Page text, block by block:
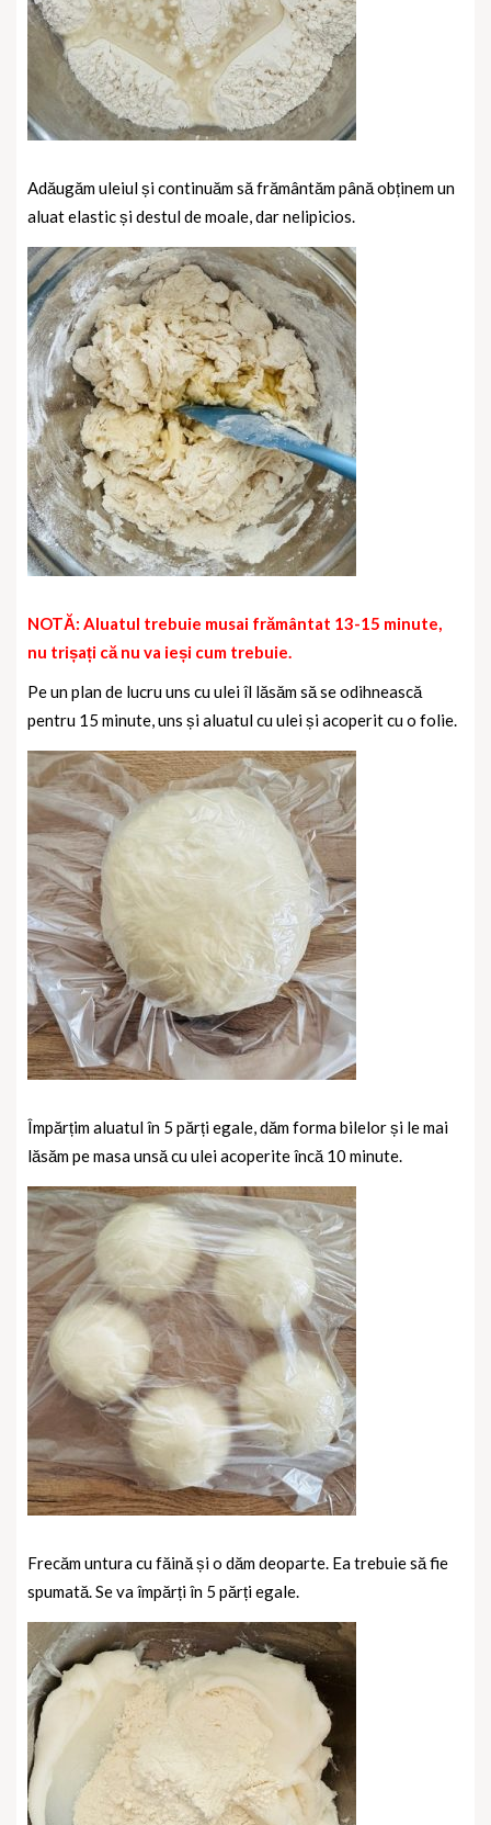
Adăugăm uleiul și continuăm să frământăm până obținem un
aluat elastic și destul de moale, dar nelipicios.
NOTĂ: Aluatul trebuie musai frământat 13-15 minute,
nu trișați că nu va ieși cum trebuie.
Pe un plan de lucru uns cu ulei îl lăsăm să se odihnească
pentru 15 minute, uns și aluatul cu ulei și acoperit cu o folie.
Împărțim aluatul în 5 părți egale, dăm forma bilelor și le mai
lăsăm pe masa unsă cu ulei acoperite încă 10 minute.
Frecăm untura cu făină și o dăm deoparte. Ea trebuie să fie
spumată. Se va împărți în 5 părți egale.